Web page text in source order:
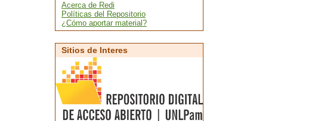
Acerca de Redi
Políticas del Repositorio
¿Cómo aportar material?
Sitios de Interes